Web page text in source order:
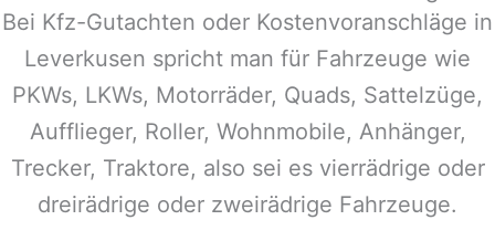
Bei Kfz-Gutachten oder Kostenvoranschläge in
Leverkusen spricht man für Fahrzeuge wie
PKWs, LKWs, Motorräder, Quads, Sattelzüge,
Aufflieger, Roller, Wohnmobile, Anhänger,
Trecker, Traktore, also sei es vierrädrige oder
dreirädrige oder zweirädrige Fahrzeuge.